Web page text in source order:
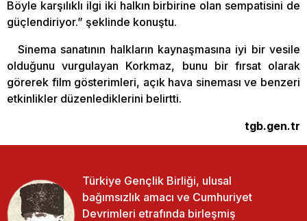
Böyle karşılıklı ilgi iki halkın birbirine olan sempatisini de
güçlendiriyor.” şeklinde konuştu.
Sinema sanatının halkların kaynaşmasına iyi bir vesile
olduğunu vurgulayan Korkmaz, bunu bir fırsat olarak
görerek film gösterimleri, açık hava sineması ve benzeri
etkinlikler düzenlediklerini belirtti.
tgb.gen.tr
Türkiye Gençlik Birliği, ulusal
bağımsızlık amacı ve Cumhuriyet
Devrimleri etrafında birleşmiş